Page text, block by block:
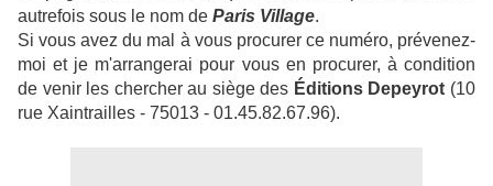
autrefois sous le nom de Paris Village.
Si vous avez du mal à vous procurer ce numéro, prévenez-
moi et je m'arrangerai pour vous en procurer, à condition
de venir les chercher au siège des Éditions Depeyrot (10
rue Xaintrailles - 75013 - 01.45.82.67.96).